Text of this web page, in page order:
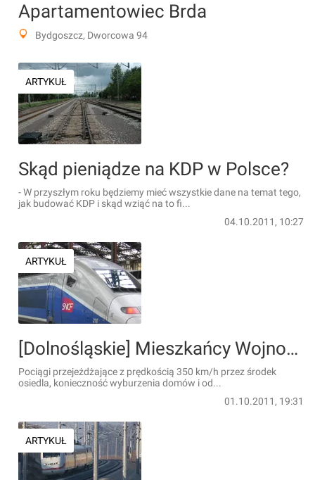
Apartamentowiec Brda
Bydgoszcz, Dworcowa 94
ARTYKUŁ
Skąd pieniądze na KDP w Polsce?
- W przyszłym roku będziemy mieć wszystkie dane na temat tego,
jak budować KDP i skąd wziąć na to fi...
04.10.2011, 10:27
ARTYKUŁ
[Dolnośląskie] Mieszkańcy Wojnowic chcą zablokować polskie TGV
Pociągi przejeżdżające z prędkością 350 km/h przez środek
osiedla, konieczność wyburzenia domów i od...
01.10.2011, 19:31
ARTYKUŁ